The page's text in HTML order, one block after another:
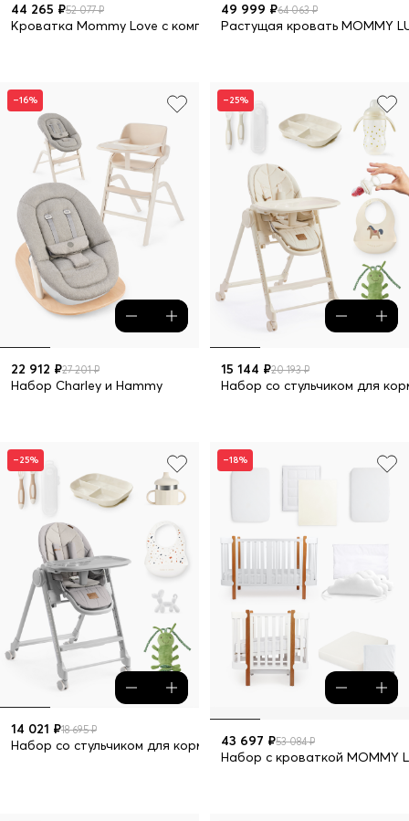
44 265 ₽52 077 ₽
Кроватка Mommy Love с комплектом 5 в 1
49 999 ₽64 063 ₽
Растущая кровать MOMMY
–16%
22 912 ₽27 201 ₽
Набор Charley и Hammy
–25%
15 144 ₽20 193 ₽
Набор со стульчиком для
–25%
14 021 ₽18 695 ₽
Набор со стульчиком для кормления BERNY LUX grey new
–18%
43 697 ₽53 084 ₽
Набор с кроваткой MOMMY